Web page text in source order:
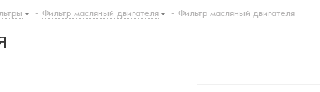
- Фильтр масляный двигателя - Фильтр масляный двигателя